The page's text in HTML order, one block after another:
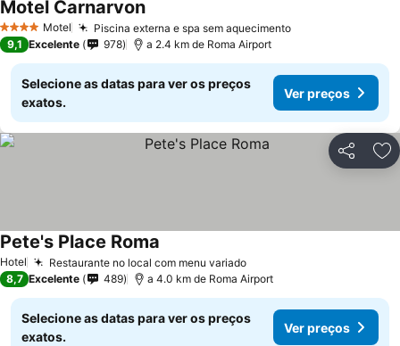
4 EstrelasMotel Piscina externa e spa sem aquecimento
Motel Carnarvon
9,1 Excelente 978 a 2.4 km de Roma Airport
Selecione as datas para ver os preços
exatos.
Ver preços
Partilhar
Hotel Restaurante no local com menu variado
Pete's Place Roma
8,7 Excelente 489 a 4.0 km de Roma Airport
Selecione as datas para ver os preços
exatos.
Ver preços